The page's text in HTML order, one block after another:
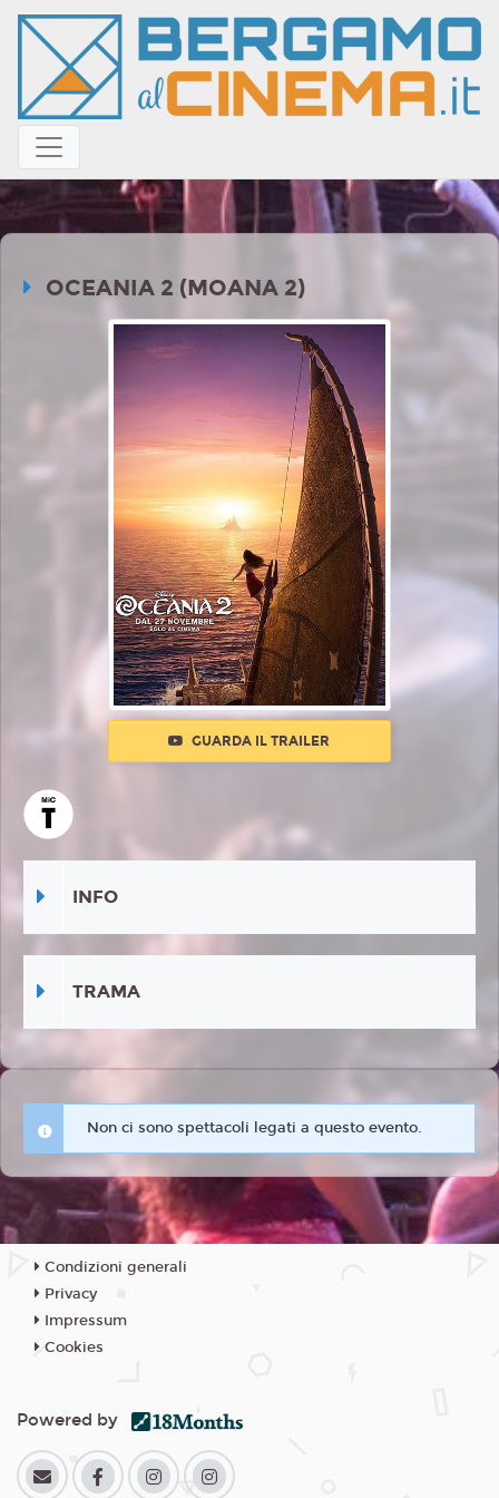
OCEANIA 2 (MOANA 2)
GUARDA IL TRAILER
INFO
TRAMA
Non ci sono spettacoli legati a questo evento.
Condizioni generali
Privacy
Impressum
Cookies
Powered by